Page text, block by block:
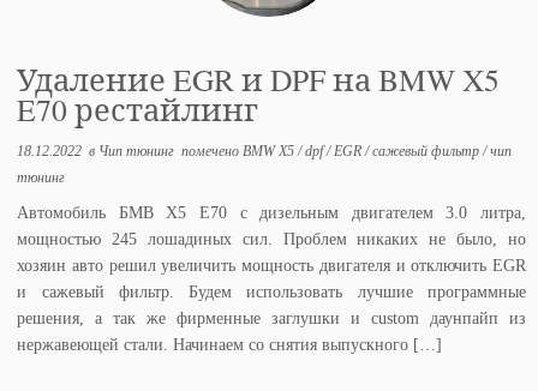
Удаление EGR и DPF на BMW X5
E70 рестайлинг
18.12.2022 в Чип тюнинг помечено BMW X5/dpf/ EGR/сажевый фильтр/чип
тюнинг
Автомобиль БМВ Х5 Е70 с дизельным двигателем 3.0 литра,
мощностью 245 лошадиных сил. Проблем никаких не было, но
хозяин авто решил увеличить мощность двигателя и отключить EGR
и сажевый фильтр. Будем использовать лучшие программные
решения, а так же фирменные заглушки и custom даунпайп из
нержавеющей стали. Начинаем со снятия выпускного […]